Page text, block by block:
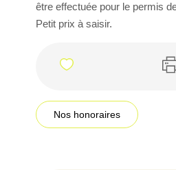
être effectuée pour le permis
Petit prix à saisir.
Nos honoraires